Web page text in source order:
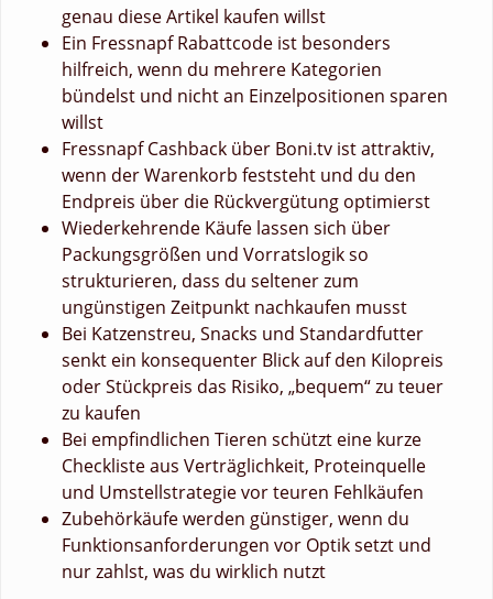
genau diese Artikel kaufen willst
Ein Fressnapf Rabattcode ist besonders
hilfreich, wenn du mehrere Kategorien
bündelst und nicht an Einzelpositionen sparen
willst
Fressnapf Cashback über Boni.tv ist attraktiv,
wenn der Warenkorb feststeht und du den
Endpreis über die Rückvergütung optimierst
Wiederkehrende Käufe lassen sich über
Packungsgrößen und Vorratslogik so
strukturieren, dass du seltener zum
ungünstigen Zeitpunkt nachkaufen musst
Bei Katzenstreu, Snacks und Standardfutter
senkt ein konsequenter Blick auf den Kilopreis
oder Stückpreis das Risiko, „bequem“ zu teuer
zu kaufen
Bei empfindlichen Tieren schützt eine kurze
Checkliste aus Verträglichkeit, Proteinquelle
und Umstellstrategie vor teuren Fehlkäufen
Zubehörkäufe werden günstiger, wenn du
Funktionsanforderungen vor Optik setzt und
nur zahlst, was du wirklich nutzt